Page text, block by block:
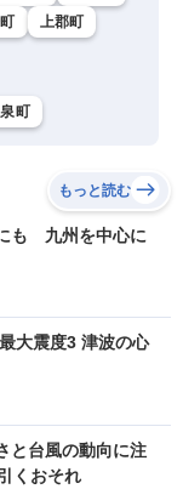
上郡町
町
もっと読む
も 九州を中心に
大震度3 津波の心
と台風の動向に注
くおそれ